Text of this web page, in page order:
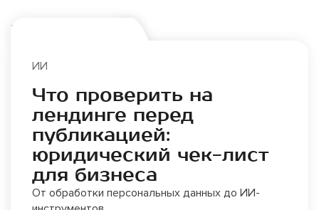
Еще по теме:
ИИ
Что проверить на
лендинге перед
публикацией:
юридический чек-лист
для бизнеса
От обработки персональных данных до ИИ-